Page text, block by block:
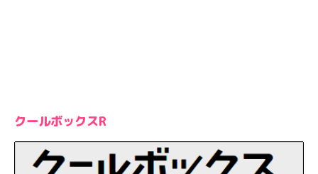
クールボックスR